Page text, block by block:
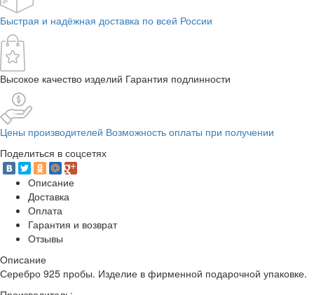
Быстрая и надёжная доставка по всей России
Высокое качество изделий Гарантия подлинности
Цены производителей Возможность оплаты при получении
Поделиться в соцсетях
Описание
Доставка
Оплата
Гарантия и возврат
Отзывы
Описание
Серебро 925 пробы. Изделие в фирменной подарочной упаковке.